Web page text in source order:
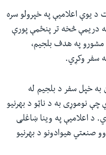
د یوې اعلامیې په خپرولو سره
دریمې څخه تر پنځمې پورې
مشورو په هدف بلجیم،
ته سفر وکړي.
به خپل سفر د بلجیم له
نوموړی به د ناټو د بهرنیو
د اعلامیې په وینا ښاغلی
صنعتي هیوادونو د بهرنیو